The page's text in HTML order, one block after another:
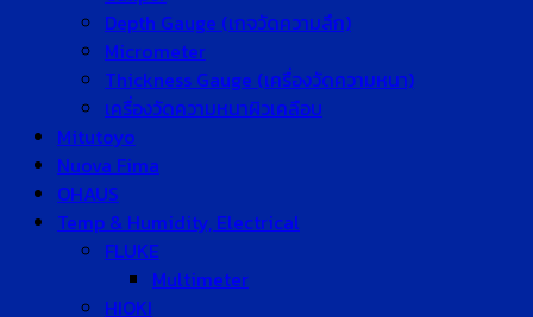
Depth Gauge (เกจวัดความลึก)
Micrometer
Thickness Gauge (เครื่องวัดความหนา)
เครื่องวัดความหนาผิวเคลือบ
Mitutoyo
Nuova Fima
OHAUS
Temp & Humidity, Electrical
FLUKE
Multimeter
HIOKI